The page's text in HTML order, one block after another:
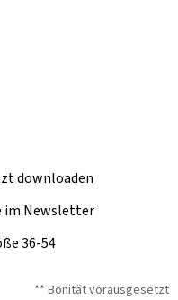
downloaden
im Newsletter
36-54
** Bonität vorausgesetzt